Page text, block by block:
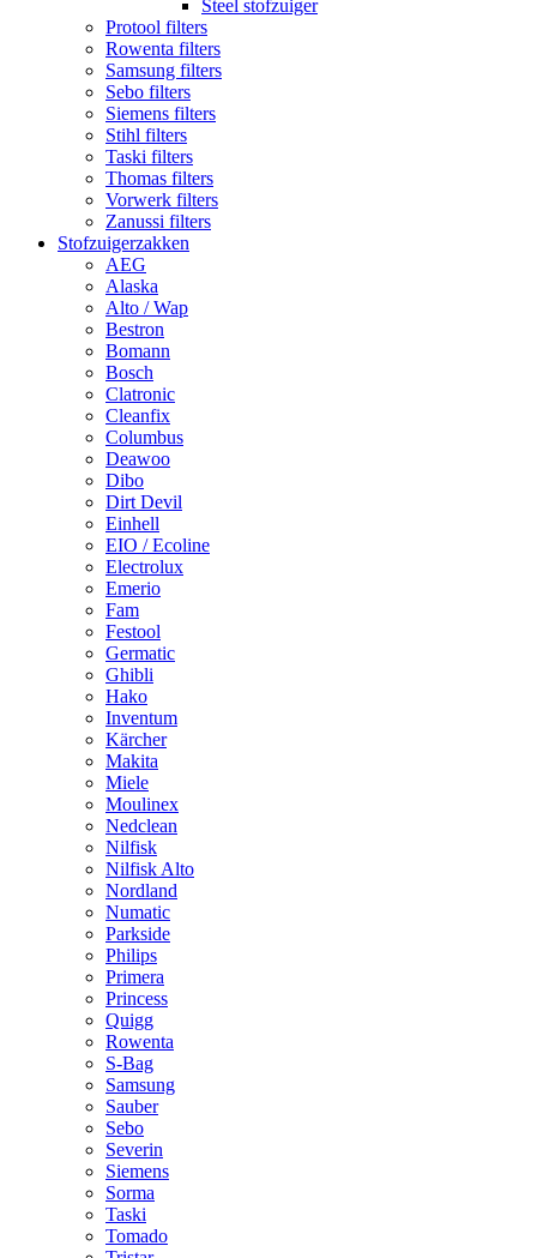
Steel stofzuiger
Protool filters
Rowenta filters
Samsung filters
Sebo filters
Siemens filters
Stihl filters
Taski filters
Thomas filters
Vorwerk filters
Zanussi filters
Stofzuigerzakken
AEG
Alaska
Alto / Wap
Bestron
Bomann
Bosch
Clatronic
Cleanfix
Columbus
Deawoo
Dibo
Dirt Devil
Einhell
EIO / Ecoline
Electrolux
Emerio
Fam
Festool
Germatic
Ghibli
Hako
Inventum
Kärcher
Makita
Miele
Moulinex
Nedclean
Nilfisk
Nilfisk Alto
Nordland
Numatic
Parkside
Philips
Primera
Princess
Quigg
Rowenta
S-Bag
Samsung
Sauber
Sebo
Severin
Siemens
Sorma
Taski
Tomado